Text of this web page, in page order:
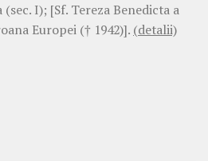
I); [Sf. Tereza Benedicta a
Europei († 1942)]. (detalii)